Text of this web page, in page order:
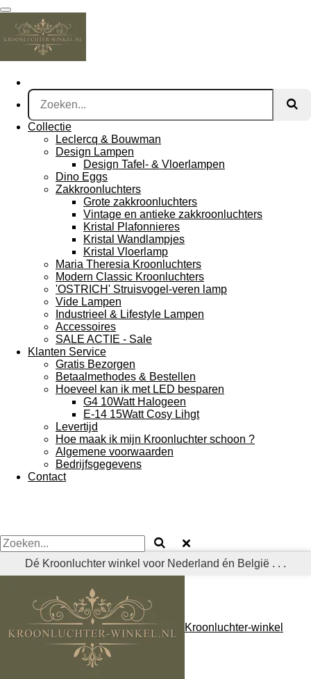
Ga
direct
naar
hoofdinhoud
Collectie
Leclercq & Bouwman
Design Lampen
Design Tafel- & Vloerlampen
Dino Eggs
Zakkroonluchters
Grote zakkroonluchters
Vintage en antieke zakkroonluchters
Kristal Plafonnieres
Kristal Wandlampjes
Kristal Vloerlamp
Maria Theresia Kroonluchters
Modern Classic Kroonluchters
'OSTRICH' Struisvogel-veren lamp
Vide Lampen
Industrieel & Lifestyle Lampen
Accessoires
SALE ACTIE - Sale
Klanten Service
Gratis Bezorgen
Betaalmethodes & Bestellen
Hoeveel kan ik met LED besparen
G4 10Watt Halogeen
E-14 15Watt Cosy Lihgt
Levertijd
Hoe maak ik mijn Kroonluchter schoon ?
Algemene voorwaarden
Bedrijfsgegevens
Contact
Dé Kroonluchter winkel voor Nederland én België . . .
Kroonluchter-winkel